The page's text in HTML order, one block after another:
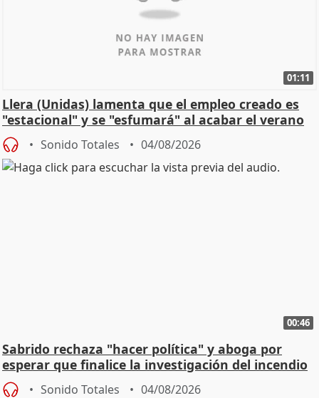
01:11
Llera (Unidas) lamenta que el empleo creado es
"estacional" y se "esfumará" al acabar el verano
Sonido Totales 04/08/2026
00:46
Sabrido rechaza "hacer política" y aboga por
esperar que finalice la investigación del incendio
Sonido Totales 04/08/2026